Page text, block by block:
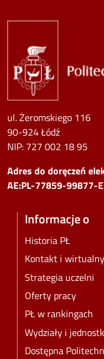
ul. Żeromskiego 116
90-924 Łódź
NIP: 727 002 18 95
Adres do doręczeń
AE:PL-77859-99877-
Informacje o
Historia PŁ
Kontakt i
Strategia uczelni
Oferty pracy
PŁ w rankingach
Wydziały i
Dostępna